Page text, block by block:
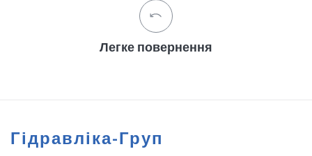
Легке повернення
Гідравліка-Груп